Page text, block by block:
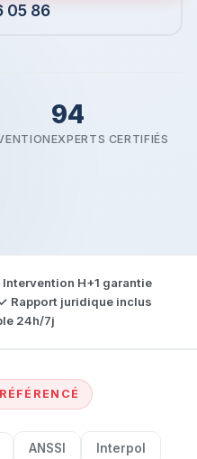
05 86
94
EXPERTS CERTIFIÉS
H+1 garantie
Rapport juridique inclus
24h/7j
ANSSI Interpol